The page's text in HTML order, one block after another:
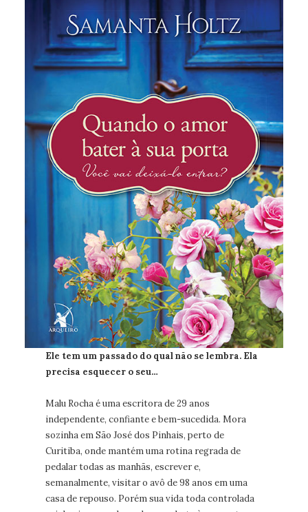
Ele tem um passado do qual não se lembra. Ela
precisa esquecer o seu…
Malu Rocha é uma escritora de 29 anos
independente, confiante e bem-sucedida. Mora
sozinha em São José dos Pinhais, perto de
Curitiba, onde mantém uma rotina regrada de
pedalar todas as manhãs, escrever e,
semanalmente, visitar o avô de 98 anos em uma
casa de repouso. Porém sua vida toda controlada